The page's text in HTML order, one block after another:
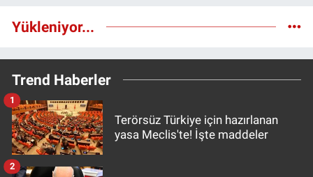
Yükleniyor...
Trend Haberler
Terörsüz Türkiye için hazırlanan
yasa Meclis'te! İşte maddeler
1
2